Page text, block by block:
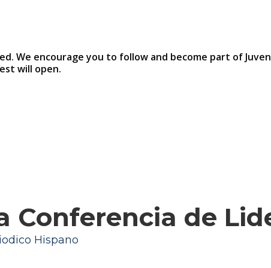
We encourage you to follow and become part of
will open.
Conferencia de
Hispano